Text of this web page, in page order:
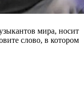
мира, носит
слово, в котором